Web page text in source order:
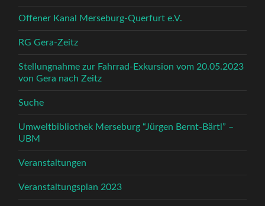
Offener Kanal Merseburg-Querfurt e.V.
RG Gera-Zeitz
Stellungnahme zur Fahrrad-Exkursion vom 20.05.2023
von Gera nach Zeitz
Suche
Umweltbibliothek Merseburg “Jürgen Bernt-Bärtl” –
UBM
Veranstaltungen
Veranstaltungsplan 2023